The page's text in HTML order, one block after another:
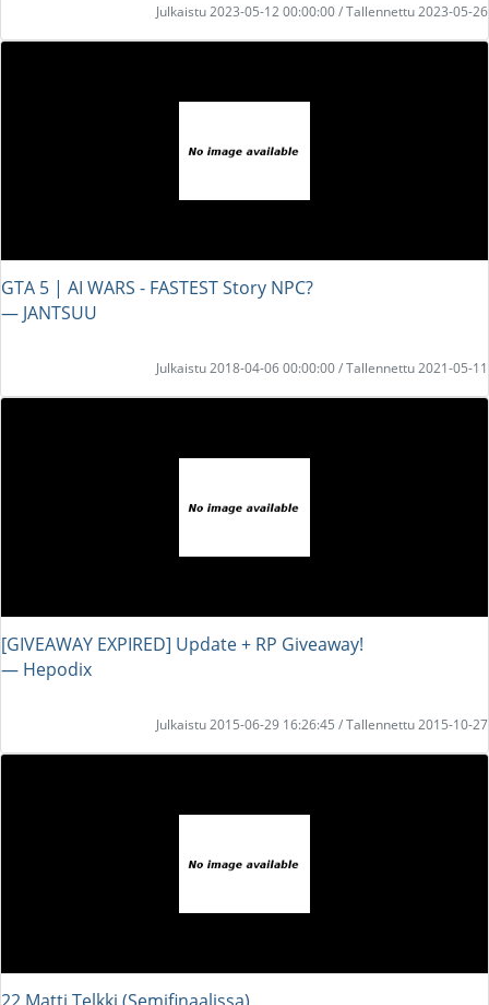
Julkaistu 2023-05-12 00:00:00 / Tallennettu 2023-05-26
GTA 5 | AI WARS - FASTEST Story NPC?
― JANTSUU
Julkaistu 2018-04-06 00:00:00 / Tallennettu 2021-05-11
[GIVEAWAY EXPIRED] Update + RP Giveaway!
― Hepodix
Julkaistu 2015-06-29 16:26:45 / Tallennettu 2015-10-27